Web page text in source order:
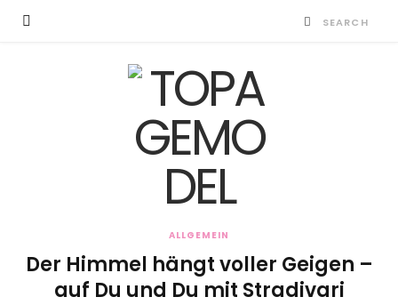
ALLGEMEIN
Der Himmel hängt voller Geigen –
auf Du und Du mit Stradivari